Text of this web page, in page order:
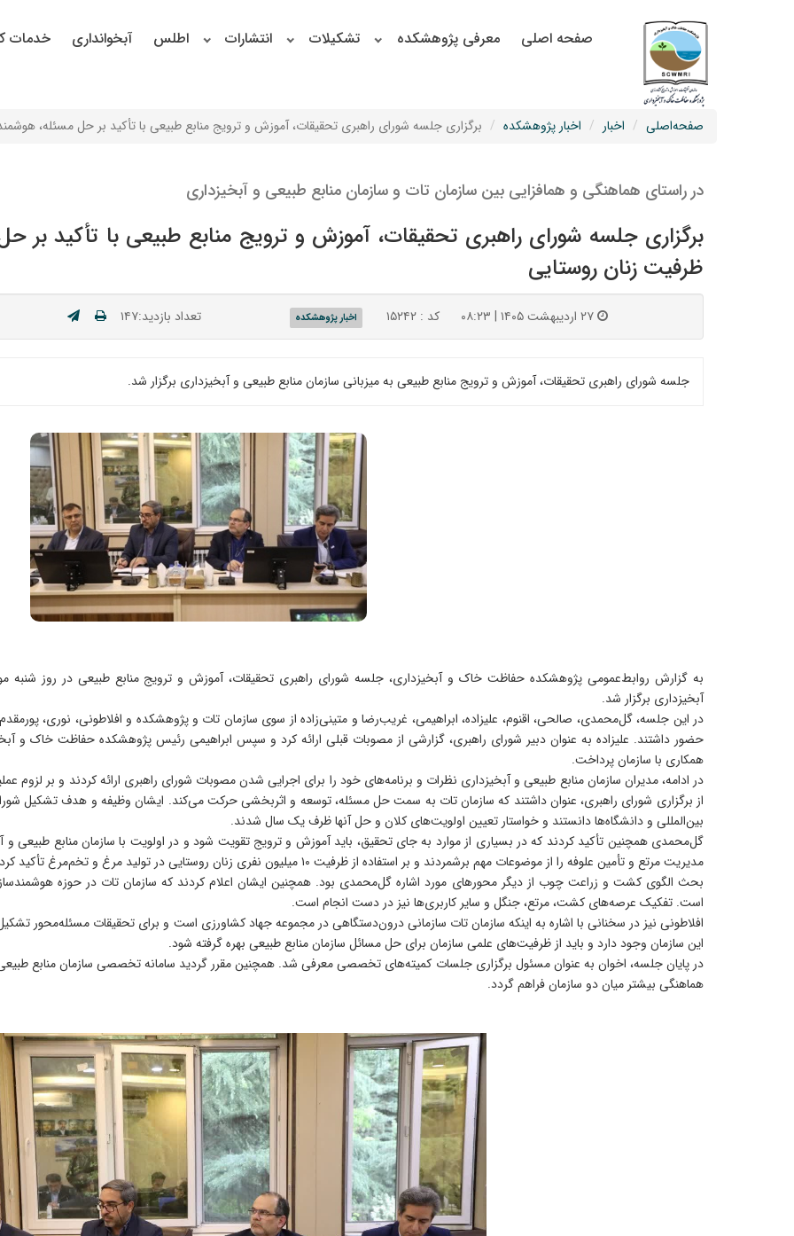
صفحه اصلی معرفی پژوهشکده تشکیلات انتشارات اطلس آبخوانداری خدمات
صفحه‌اصلی اخبار اخبار پژوهشکده برگزاری جلسه شورای راهبری تحقیقات، آموزش و ترویج منابع طبیعی با تأکید بر حل مسئله،
در راستای هماهنگی و همافزایی بین سازمان تات و سازمان منابع طبیعی و آبخیزداری
برگزاری جلسه شورای راهبری تحقیقات، آموزش و ترویج منابع طبیعی با تأکید بر
ظرفیت زنان روستایی
۲۷ اردیبهشت ۱۴۰۵ | ۰۸:۲۳ کد : ۱۵۲۴۲ اخبار پژوهشکده تعداد بازدید:۱۴۷
جلسه شورای راهبری تحقیقات، آموزش و ترویج منابع طبیعی به میزبانی سازمان منابع طبیعی و آبخیزداری برگزار شد.
آبخیزداری برگزار شد.
در این جلسه، گل‌محمدی، صالحی، اقنوم، علیزاده، ابراهیمی، غریب‌رضا و متینی‌زاده از سوی سازمان تات و پژوهشکده و افلاطونی، نوری،
حضور داشتند. علیزاده به عنوان دبیر شورای راهبری، گزارشی از مصوبات قبلی ارائه کرد و سپس ابراهیمی رئیس پژوهشکده حفاظت خاک و
همکاری با سازمان پرداخت.
در ادامه، مدیران سازمان منابع طبیعی و آبخیزداری نظرات و برنامه‌های خود را برای اجرایی شدن مصوبات شورای راهبری ارائه کردند و بر
از برگزاری شورای راهبری، عنوان داشتند که سازمان تات به سمت حل مسئله، توسعه و اثربخشی حرکت می‌کند. ایشان وظیفه و هدف تشکیل
بین‌المللی و دانشگاه‌ها دانستند و خواستار تعیین اولویت‌های کلان و حل آنها ظرف یک سال شدند.
گل‌محمدی همچنین تأکید کردند که در بسیاری از موارد به جای تحقیق، باید آموزش و ترویج تقویت شود و در اولویت با سازمان منابع طبیعی
مدیریت مرتع و تأمین علوفه را از موضوعات مهم برشمردند و بر استفاده از ظرفیت ۱۰ میلیون نفری زنان روستایی در تولید مرغ و تخم‌مرغ تأکید کردند.
بحث الگوی کشت و زراعت چوب از دیگر محورهای مورد اشاره گل‌محمدی بود. همچنین ایشان اعلام کردند که سازمان تات در حوزه
است. تفکیک عرصه‌های کشت، مرتع، جنگل و سایر کاربری‌ها نیز در دست انجام است.
افلاطونی نیز در سخنانی با اشاره به اینکه سازمان تات سازمانی درون‌دستگاهی در مجموعه جهاد کشاورزی است و برای تحقیقات مسئله‌محور
این سازمان وجود دارد و باید از ظرفیت‌های علمی سازمان برای حل مسائل سازمان منابع طبیعی بهره گرفته شود.
در پایان جلسه، اخوان به عنوان مسئول برگزاری جلسات کمیته‌های تخصصی معرفی شد. همچنین مقرر گردید سامانه تخصصی سازمان منابع طبیعی و
هماهنگی بیشتر میان دو سازمان فراهم گردد.